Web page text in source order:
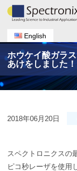
ホウケイ酸ガラ
あけをしました！
English
2018年06月20日
スペクトロニクスの
ピコ秒レーザを使用